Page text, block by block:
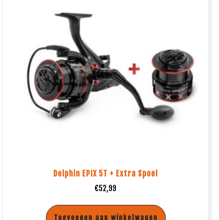
Delphin EPIX 5T + Extra Spoel
€52,99
Toevoegen aan winkelwagen